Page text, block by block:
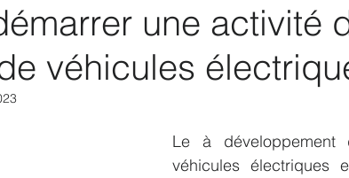
Bâtiment économie sociale et solidaire
une activité
véhicules
Le à développement
véhicules électriques